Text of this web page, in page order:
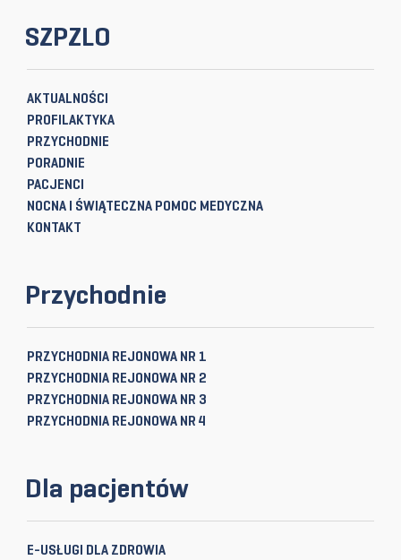
SZPZLO
AKTUALNOŚCI
PROFILAKTYKA
PRZYCHODNIE
PORADNIE
PACJENCI
NOCNA I ŚWIĄTECZNA POMOC MEDYCZNA
KONTAKT
Przychodnie
PRZYCHODNIA REJONOWA NR 1
PRZYCHODNIA REJONOWA NR 2
PRZYCHODNIA REJONOWA NR 3
PRZYCHODNIA REJONOWA NR 4
Dla pacjentów
E-USŁUGI DLA ZDROWIA